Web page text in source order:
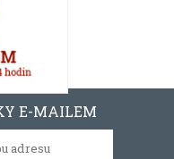
E-MAILEM